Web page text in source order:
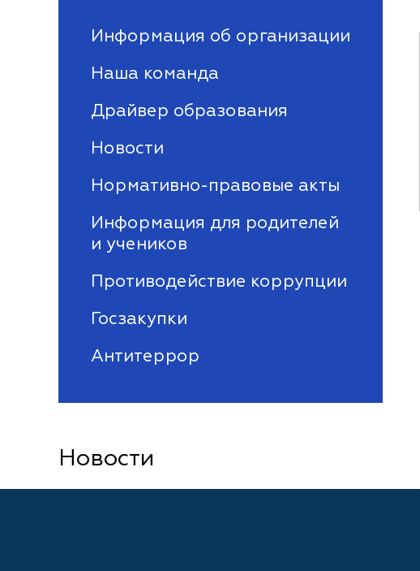
Информация об организации
Наша команда
Драйвер образования
Новости
Нормативно-правовые акты
Информация для родителей
и учеников
Противодействие коррупции
Госзакупки
Антитеррор
Новости